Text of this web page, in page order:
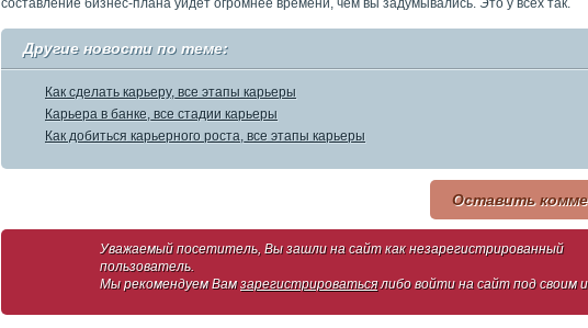
составление бизнес-плана уйдёт огромнее времени, чем вы задумывались. Это у всех так.
Другие новости по теме:
Как сделать карьеру, все этапы карьеры
Карьера в банке, все стадии карьеры
Как добиться карьерного роста, все этапы карьеры
Оставить
Уважаемый посетитель, Вы зашли на сайт как незарегистрированный
пользователь.
Мы рекомендуем Вамзарегистрироватьсялибо войти на сайт под своим